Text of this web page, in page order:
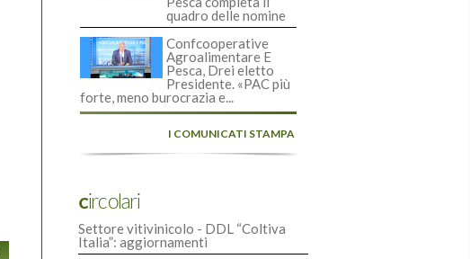
quadro delle nomine
Confcooperative
Agroalimentare E
Pesca, Drei eletto
Presidente. «PAC più
forte, meno burocrazia e...
I COMUNICATI STAMPA
Circolari
Settore vitivinicolo - DDL “Coltiva
Italia”: aggiornamenti